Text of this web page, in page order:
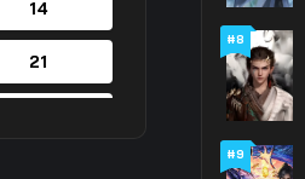
14
21
#8
#9